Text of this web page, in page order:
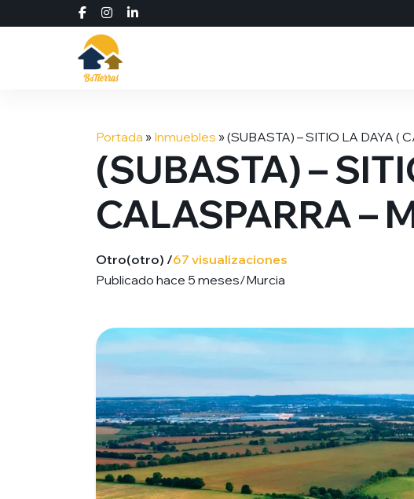
Portada » Inmuebles »(SUBASTA) – SITIO LA DAYA (
(SUBASTA) –
CALASPARRA –
Otro(otro) /67 visualizaciones
Publicado hace 5 meses/Murcia